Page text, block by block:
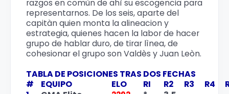
razgos en comùn de ahì su escogencia para
representarnos. De los seis, aparte del
capitàn quien monta la alineacion y
estrategia, quienes hacen la labor de hacer
grupo de hablar duro, de tirar lìnea, de
cohesionar el grupo son Valdès y Juan Leòn.
TABLA DE POSICIONES TRAS DOS FECHAS
#
EQUIPO ELO RI R2 R3 R4